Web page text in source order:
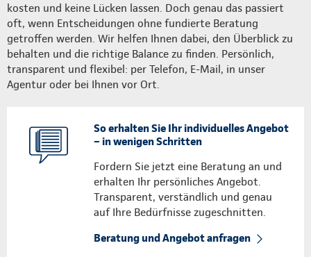
kosten und keine Lücken lassen. Doch genau das passiert
oft, wenn Entscheidungen ohne fundierte Beratung
getroffen werden. Wir helfen Ihnen dabei, den Überblick zu
behalten und die richtige Balance zu finden. Persönlich,
transparent und flexibel: per Telefon, E-Mail, in unser
Agentur oder bei Ihnen vor Ort.
So erhalten Sie Ihr individuelles Angebot
– in wenigen Schritten
Fordern Sie jetzt eine Beratung an und
erhalten Ihr persönliches Angebot.
Transparent, verständlich und genau
auf Ihre Bedürfnisse zugeschnitten.
Beratung und Angebot anfragen